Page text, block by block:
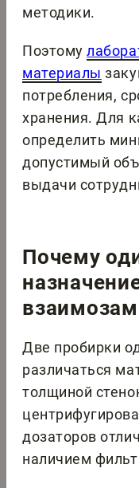
методики.
Поэтому
материалы
потребления,
хранения. Для
определить
допустимый
выдачи
Почему
Две пробирки
различаться
толщиной
дозаторов
наличием